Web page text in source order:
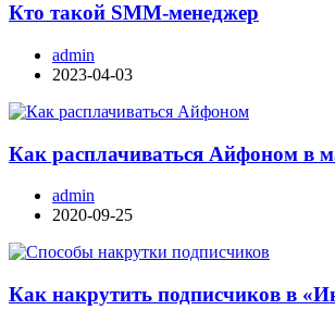
Кто такой SMM-менеджер
admin
2023-04-03
Как расплачиваться Айфоном в
admin
2020-09-25
Как накрутить подписчиков в